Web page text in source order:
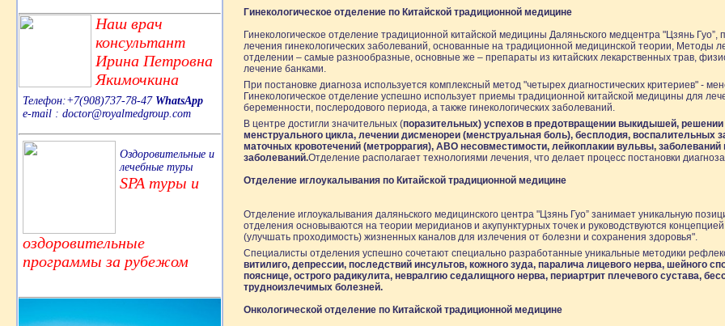
Наш врач
консультант
Ирина Петровна
Якимочкина
Телефон:+7(908)737-78-47 WhatsApp
e-mail : doctor@royalmedgroup.com
Оздоровительные и
лечебные туры
SPA туры и
оздоровительные
программы за рубежом
Гинекологическое отделение по Китайской традиционной медицине
Гинекологическое отделение традиционной китайской медицины Даляньского медцентра "Цзянь
лечения гинекологических заболеваний, основанные на традиционной медицинской теории, Методы
отделении – самые разнообразные, основные же – препараты из китайских лекарственных трав,
лечение банками.
При постановке диагноза используется комплексный метод "четырех диагностических критериев" -
Гинекологическое отделение успешно использует приемы традиционной китайской медицины для
беременности, послеродового периода, а также гинекологических заболеваний.
В центре достигли значительных (поразительных) успехов в предотвращении выкидышей,
менструального цикла, лечении дисменореи (менструальная боль), бесплодия, воспалительных
маточных кровотечений (метроррагия), ABO несовместимости, лейкоплакии вульвы,
заболеваний.Отделение располагает технологиями лечения, что делает процесс постановки
Отделение иглоукалывания по Китайской традиционной медицине
Отделение иглоукалывания даляньского медицинского центра "Цзянь Гуо” занимает уникальную
отделения основываются на теории меридианов и акупунктурных точек и руководствуются
(улучшать проходимость) жизненных каналов для излечения от болезни и сохранения здоровья".
Специалисты отделения успешно сочетают специально разработанные уникальные методики
витилиго, депрессии, последствий инсультов, кожного зуда, паралича лицевого нерва, шейного
пояснице, острого радикулита, невралгию седалищного нерва, периартрит плечевого сустава,
трудноизлечимых болезней.
Онкологической отделение по Китайской традиционной медицине